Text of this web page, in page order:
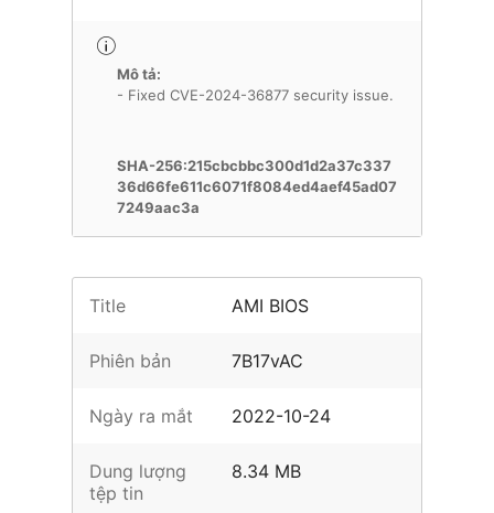
Mô tả:
- Fixed CVE-2024-36877 security issue.
SHA-256:215cbcbbc300d1d2a37c337
36d66fe611c6071f8084ed4aef45ad07
7249aac3a
Title AMI BIOS
Phiên bản 7B17vAC
Ngày ra mắt 2022-10-24
Dung lượng
tệp tin
8.34 MB